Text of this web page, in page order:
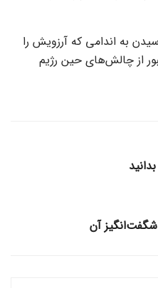
به اندامی که آرزویش را
از چالش‌های حین رژیم
آن